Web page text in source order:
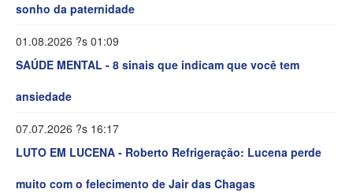
sonho da paternidade
01.08.2026 ?s 01:09
SAÚDE MENTAL - 8 sinais que indicam que você tem
ansiedade
07.07.2026 ?s 16:17
LUTO EM LUCENA - Roberto Refrigeração: Lucena perde
muito com o felecimento de Jair das Chagas